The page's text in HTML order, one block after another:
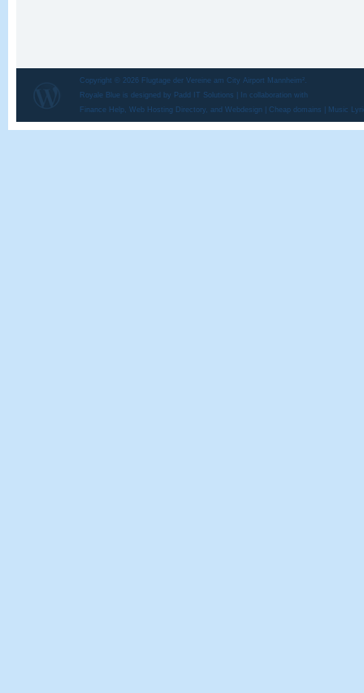
Copyright © 2026 Flugtage der Vereine am City Airport Mannheim².
Royale Blue is designed by Padd IT Solutions | In collaboration with
Finance Help, Web Hosting Directory, and Webdesign Cheap domains Music